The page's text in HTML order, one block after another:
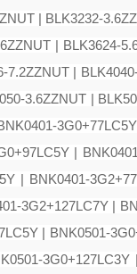
| BLK3232-
| BLK3624-
7.2ZZNUT |
3.6ZZNUT |
|
| BNK0401-
3G2+127LC7Y |
| BNK0501-
3G0+127LC3Y